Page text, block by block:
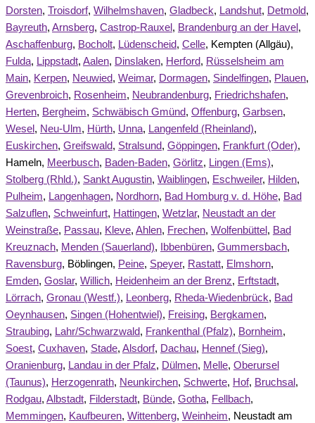
Dorsten, Troisdorf, Wilhelmshaven, Gladbeck, Landshut, Detmold,
Bayreuth, Arnsberg, Castrop-Rauxel, Brandenburg an der Havel,
Aschaffenburg, Bocholt, Lüdenscheid, Celle, Kempten (Allgäu),
Fulda, Lippstadt, Aalen, Dinslaken, Herford, Rüsselsheim am
Main, Kerpen, Neuwied, Weimar, Dormagen, Sindelfingen, Plauen,
Grevenbroich, Rosenheim, Neubrandenburg, Friedrichshafen,
Herten, Bergheim, Schwäbisch Gmünd, Offenburg, Garbsen,
Wesel, Neu-Ulm, Hürth, Unna, Langenfeld (Rheinland),
Euskirchen, Greifswald, Stralsund, Göppingen, Frankfurt (Oder),
Hameln, Meerbusch, Baden-Baden, Görlitz, Lingen (Ems),
Stolberg (Rhld.), Sankt Augustin, Waiblingen, Eschweiler, Hilden,
Pulheim, Langenhagen, Nordhorn, Bad Homburg v. d. Höhe, Bad
Salzuflen, Schweinfurt, Hattingen, Wetzlar, Neustadt an der
Weinstraße, Passau, Kleve, Ahlen, Frechen, Wolfenbüttel, Bad
Kreuznach, Menden (Sauerland), Ibbenbüren, Gummersbach,
Ravensburg, Böblingen, Peine, Speyer, Rastatt, Elmshorn,
Emden, Goslar, Willich, Heidenheim an der Brenz, Erftstadt,
Lörrach, Gronau (Westf.), Leonberg, Rheda-Wiedenbrück, Bad
Oeynhausen, Singen (Hohentwiel), Freising, Bergkamen,
Straubing, Lahr/Schwarzwald, Frankenthal (Pfalz), Bornheim,
Soest, Cuxhaven, Stade, Alsdorf, Dachau, Hennef (Sieg),
Oranienburg, Landau in der Pfalz, Dülmen, Melle, Oberursel
(Taunus), Herzogenrath, Neunkirchen, Schwerte, Hof, Bruchsal,
Rodgau, Albstadt, Filderstadt, Bünde, Gotha, Fellbach,
Memmingen, Kaufbeuren, Wittenberg, Weinheim, Neustadt am